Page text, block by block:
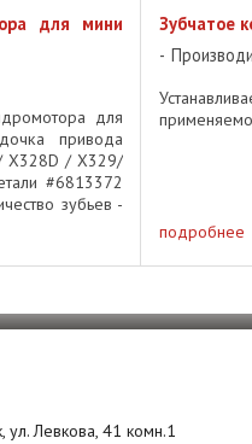
для мини
для
привода
X328D / X329/
#6813372
зубьев -
Зубчатое
подробнее
ул. Левкова, 41 комн.1